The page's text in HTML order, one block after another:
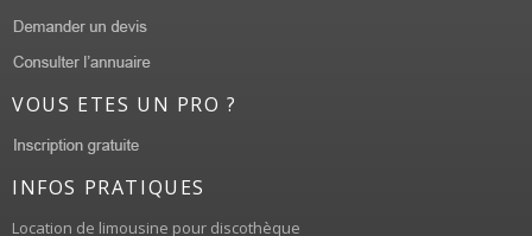
VOUS ETES UN PRO ?
INFOS PRATIQUES
Location de limousine pour discothèque